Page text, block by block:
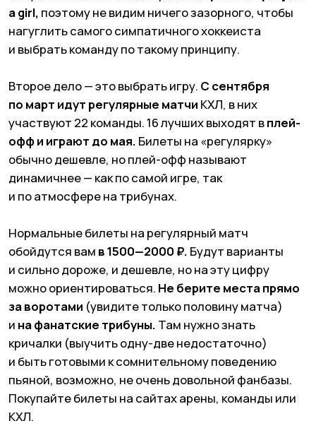
Хоккей вживую — это захватывающе,
но не недооценивайте опцию
сходить в паб
и посмотреть трансляцию.Спортбар звучит
слегка по-скуфски, но есть много плюсов: матч
за билет, еда и пиво обычно вкуснее и дешевле,
чем на стадионе, а атмосфера гораздо круче, чем
дома перед телевизором. Вот, например,
отличных места, где смотреть хоккей в Москве
в баре.
Сами Punch & Judy называют себя классическим
ирландским пабом, но это не совсем так. Тут,
между прочим, кроме спортивных трансляций
можно смотреть еще и спектакли.Бар назван
в честь британского уличного театра
викторианской эпохи. Это отражено
и в интерьере: красная бархатная обивка
и занавески создают
А еще здесьвкусная еда,и меню
не ограничивается привычным «пабным»
фастфудом.
Метро Новокузнецкая